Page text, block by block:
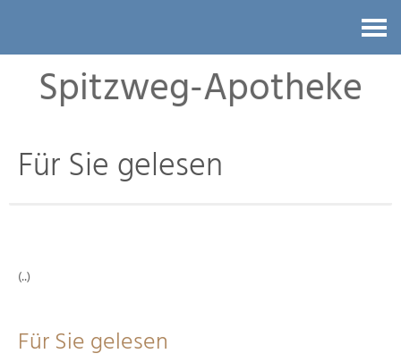
Spitzweg-Apotheke
Für Sie gelesen
(..)
Für Sie gelesen